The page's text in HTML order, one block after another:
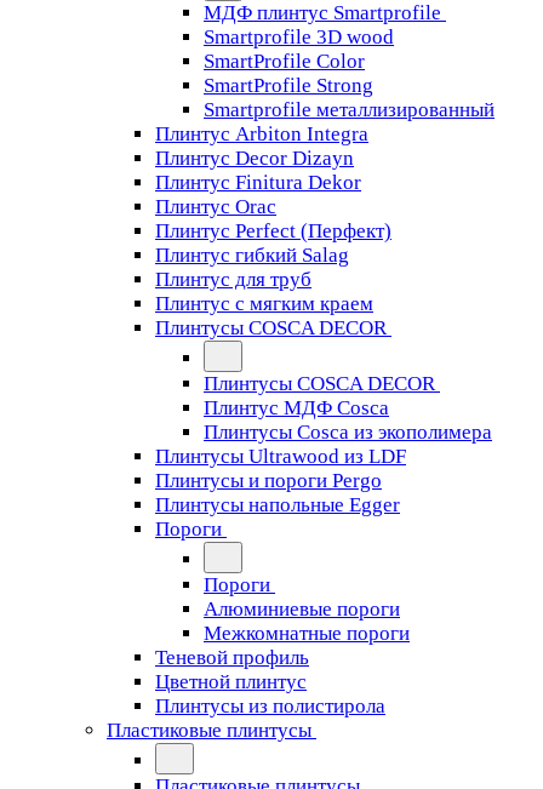
МДФ плинтус Smartprofile
Smartprofile 3D wood
SmartProfile Color
SmartProfile Strong
Smartprofile металлизированный
Плинтус Arbiton Integra
Плинтус Decor Dizayn
Плинтус Finitura Dekor
Плинтус Orac
Плинтус Perfect (Перфект)
Плинтус гибкий Salag
Плинтус для труб
Плинтус с мягким краем
Плинтусы COSCA DECOR
Плинтусы COSCA DECOR
Плинтус МДФ Cosca
Плинтусы Cosca из экополимера
Плинтусы Ultrawood из LDF
Плинтусы и пороги Pergo
Плинтусы напольные Egger
Пороги
Пороги
Алюминиевые пороги
Межкомнатные пороги
Теневой профиль
Цветной плинтус
Плинтусы из полистирола
Пластиковые плинтусы